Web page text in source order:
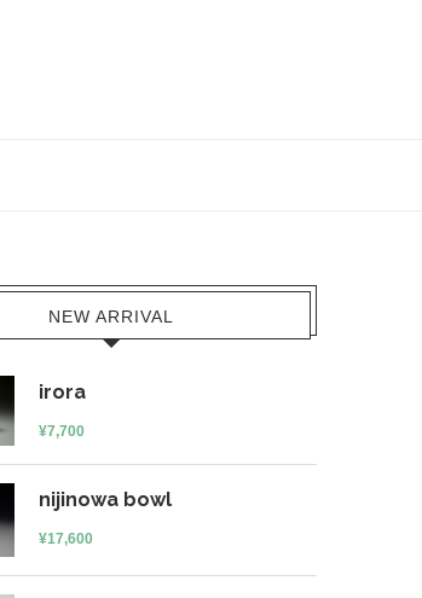
NEW ARRIVAL
irora
¥7,700
nijinowa bowl
¥17,600